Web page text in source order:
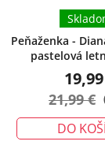
Peňaženka -
pastelová
21,99 €
DO